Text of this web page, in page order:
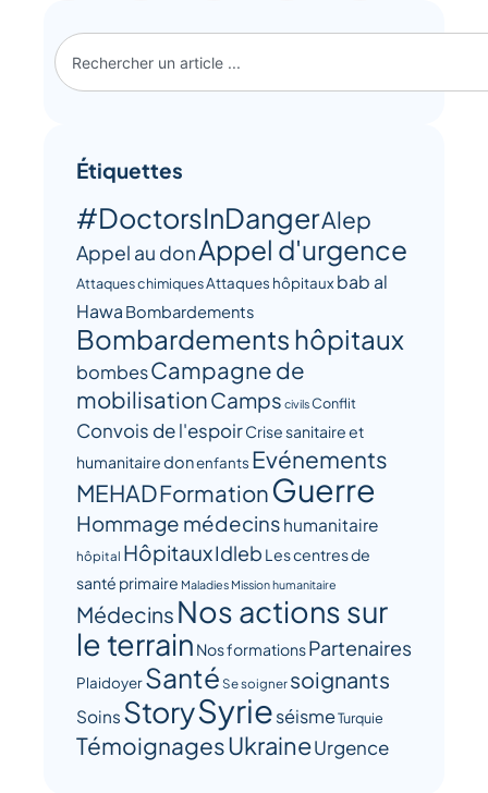
Étiquettes
#DoctorsInDangerAlep
Appel au donAppel d'urgence
Attaques chimiquesAttaques hôpitaux bab al
Hawa Bombardements
Bombardements hôpitaux
bombesCampagne de
mobilisationCamps civilsConflit
Convois de l'espoirCrise sanitaire et
humanitairedonenfants Evénements
MEHADFormationGuerre
Hommage médecins humanitaire
hôpital HôpitauxIdleb Les centres de
santé primaire Maladies Mission humanitaire
Médecins Nos actions sur
le terrain Nos formationsPartenaires
PlaidoyerSanté Se soigner soignants
Soins StorySyrieséismeTurquie
TémoignagesUkraineUrgence